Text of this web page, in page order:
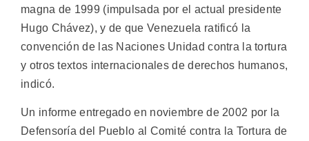
magna de 1999 (impulsada por el actual presidente
Hugo Chávez), y de que Venezuela ratificó la
convención de las Naciones Unidad contra la tortura
y otros textos internacionales de derechos humanos,
indicó.
Un informe entregado en noviembre de 2002 por la
Defensoría del Pueblo al Comité contra la Tortura de